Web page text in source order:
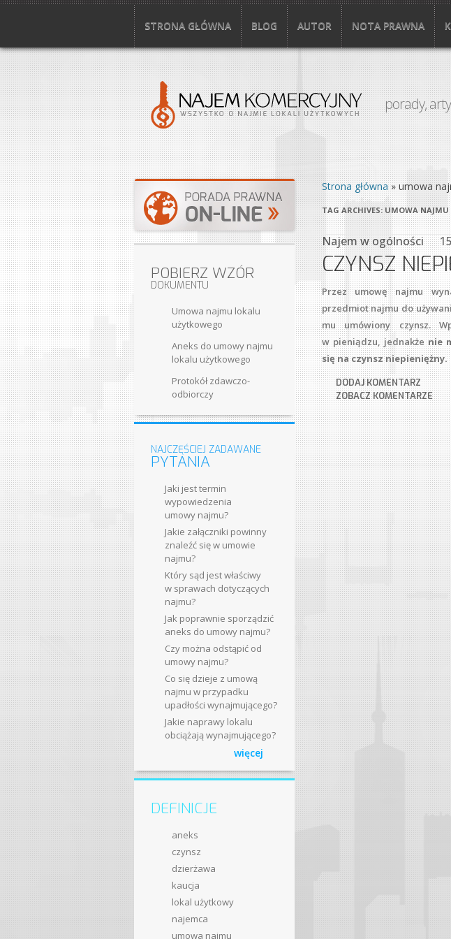
STRONA GŁÓWNA BLOG AUTOR NOTA PRAWNA
porady,
POBIERZ WZÓR
DOKUMENTU
Umowa najmu lokalu
użytkowego
Aneks do umowy najmu
lokalu użytkowego
Protokół zdawczo-​
odbiorczy
NAJCZĘŚCIEJ ZADAWANE
PYTANIA
Jaki jest termin
wypowiedzenia
umowy najmu?
Jakie załączniki powinny
znaleźć się w umowie
najmu?
Który sąd jest właściwy
w sprawach dotyczących
najmu?
Jak poprawnie sporządzić
aneks do umowy najmu?
Czy można odstąpić od
umowy najmu?
Co się dzieje z umową
najmu w przypadku
upadłości wynajmującego?
Jakie naprawy lokalu
obciążają wynajmującego?
więcej
DEFINICJE
aneks
czynsz
dzierżawa
kaucja
lokal użytkowy
najemca
umowa najmu
Strona główna»umowa
TAG ARCHIVES:UMOWA NAJMU
Najem w ogólności
CZYNSZ
Przez umowę najmu
przedmiot najmu do
mu umówiony czynsz.
w pieniądzu, jednakżenie
się na czynsz niepieniężny.
DODAJ KOMENTARZ
ZOBACZ KOMENTARZE